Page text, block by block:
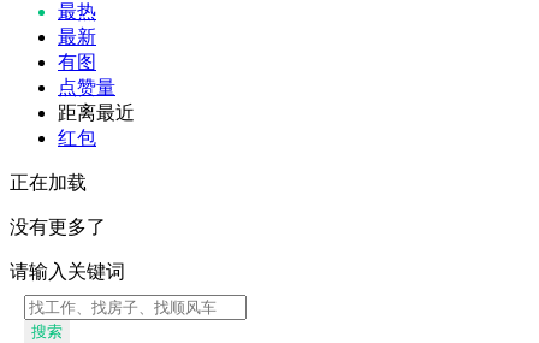
最热
最新
有图
点赞量
距离最近
红包
正在加载
没有更多了
请输入关键词
搜索